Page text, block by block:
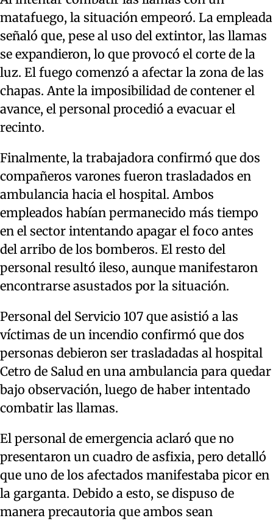
matafuego, la situación empeoró. La empleada
señaló que, pese al uso del extintor, las llamas
se expandieron, lo que provocó el corte de la
luz. El fuego comenzó a afectar la zona de las
chapas. Ante la imposibilidad de contener el
avance, el personal procedió a evacuar el
recinto.
Finalmente, la trabajadora confirmó que dos
compañeros varones fueron trasladados en
ambulancia hacia el hospital. Ambos
empleados habían permanecido más tiempo
en el sector intentando apagar el foco antes
del arribo de los bomberos. El resto del
personal resultó ileso, aunque manifestaron
encontrarse asustados por la situación.
Personal del Servicio 107 que asistió a las
víctimas de un incendio confirmó que dos
personas debieron ser trasladadas al hospital
Cetro de Salud en una ambulancia para quedar
bajo observación, luego de haber intentado
combatir las llamas.
El personal de emergencia aclaró que no
presentaron un cuadro de asfixia, pero detalló
que uno de los afectados manifestaba picor en
la garganta. Debido a esto, se dispuso de
manera precautoria que ambos sean